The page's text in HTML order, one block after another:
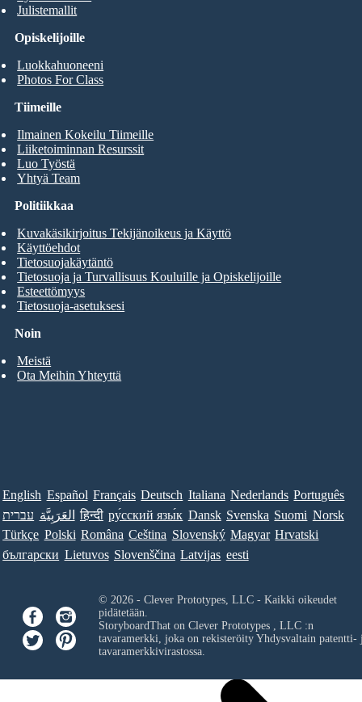
Opiskelijoille
Luokkahuoneeni
Photos For Class
Julistemallit
Tiimeille
Ilmainen Kokeilu Tiimeille
Liiketoiminnan Resurssit
Luo Työstä
Yhtyä Team
Noin
Meistä
Ota Meihin Yhteyttä
Politiikkaa
Kuvakäsikirjoitus Tekijänoikeus ja Käyttö
Käyttöehdot
Tietosuojakäytäntö
Tietosuoja ja Turvallisuus Kouluille ja Opiskelijoille
Esteettömyys
Tietosuoja-asetuksesi
English Español Français Deutsch Italiana Nederlands Português
עברית العَرَبِيَّة हिन्दी ру́сский язы́к Dansk Svenska Suomi Norsk
Türkçe Polski Româna Ceština Slovenský Magyar Hrvatski
български Lietuvos Slovenščina Latvijas eesti
© 2026 - Clever Prototypes, LLC - Kaikki oikeudet
pidätetään.
StoryboardThat on Clever Prototypes , LLC:n
tavaramerkki, joka on rekisteröity Yhdysvaltain patentti-
tavaramerkkivirastossa.